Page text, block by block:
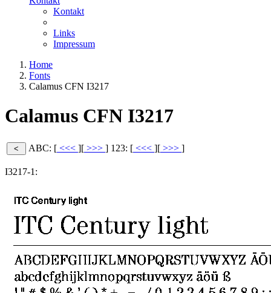
Kontakt
Links
Impressum
Home
Fonts
Calamus CFN I3217
Calamus CFN I3217
ABC: [ <<< ][ >>> ] 123: [ <<< ][ >>> ]
I3217-1: